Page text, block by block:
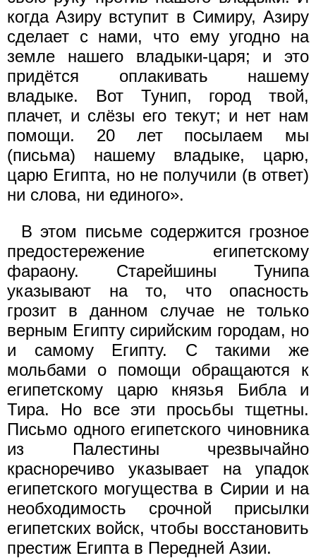
когда Азиру вступит в Симиру, Азиру
сделает с нами, что ему угодно на
земле нашего владыки-царя; и это
придётся оплакивать нашему
владыке. Вот Тунип, город твой,
плачет, и слёзы его текут; и нет нам
помощи. 20 лет посылаем мы
(письма) нашему владыке, царю,
царю Египта, но не получили (в ответ)
ни слова, ни единого».
В этом письме содержится грозное
предостережение египетскому
фараону. Старейшины Тунипа
указывают на то, что опасность
грозит в данном случае не только
верным Египту сирийским городам, но
и самому Египту. С такими же
мольбами о помощи обращаются к
египетскому царю князья Библа и
Тира. Но все эти просьбы тщетны.
Письмо одного египетского чиновника
из Палестины чрезвычайно
красноречиво указывает на упадок
египетского могущества в Сирии и на
необходимость срочной присылки
египетских войск, чтобы восстановить
престиж Египта в Передней Азии.